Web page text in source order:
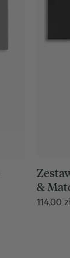
&
114,00